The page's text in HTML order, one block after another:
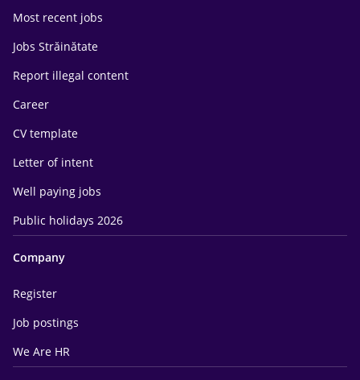
Most recent jobs
Jobs Străinătate
Report illegal content
Career
CV template
Letter of intent
Well paying jobs
Public holidays 2026
Company
Register
Job postings
We Are HR